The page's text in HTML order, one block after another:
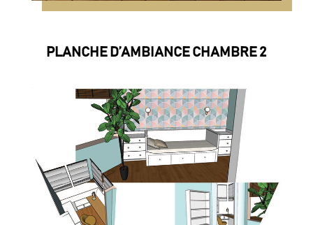
PLANCHE D’AMBIANCE CHAMBRE 2